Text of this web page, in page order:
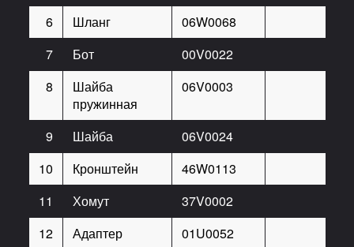
6
Шланг 06W0068
7
Бот 00V0022
8
Шайба
пружинная
06V0003
9 Шайба 06V0024
10
Кронштейн 46W0113
11
Хомут 37V0002
12
Адаптер 01U0052